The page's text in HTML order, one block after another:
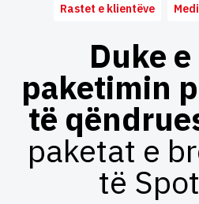
Rastet e klientëve
Duke
paketimin
të
paketat e
të